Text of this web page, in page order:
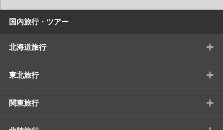
国内旅行・ツアー
北海道旅行 +
東北旅行 +
関東旅行 +